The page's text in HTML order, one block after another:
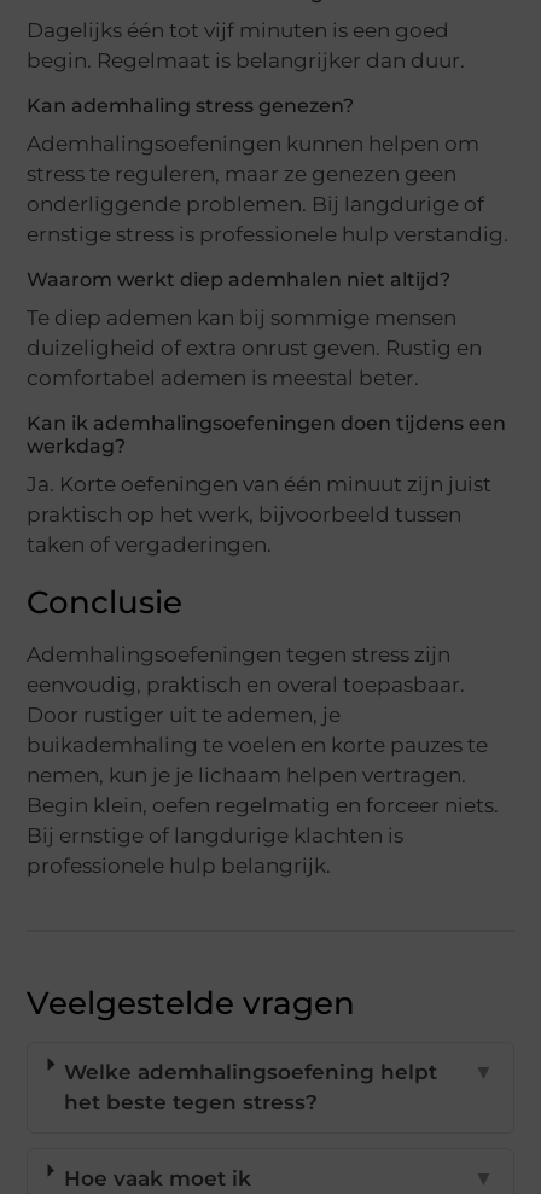
Dagelijks één tot vijf minuten is een goed
begin. Regelmaat is belangrijker dan duur.
Kan ademhaling stress genezen?
Ademhalingsoefeningen kunnen helpen om
stress te reguleren, maar ze genezen geen
onderliggende problemen. Bij langdurige of
ernstige stress is professionele hulp verstandig.
Waarom werkt diep ademhalen niet altijd?
Te diep ademen kan bij sommige mensen
duizeligheid of extra onrust geven. Rustig en
comfortabel ademen is meestal beter.
Kan ik ademhalingsoefeningen doen tijdens een
werkdag?
Ja. Korte oefeningen van één minuut zijn juist
praktisch op het werk, bijvoorbeeld tussen
taken of vergaderingen.
Conclusie
Ademhalingsoefeningen tegen stress zijn
eenvoudig, praktisch en overal toepasbaar.
Door rustiger uit te ademen, je
buikademhaling te voelen en korte pauzes te
nemen, kun je je lichaam helpen vertragen.
Begin klein, oefen regelmatig en forceer niets.
Bij ernstige of langdurige klachten is
professionele hulp belangrijk.
Veelgestelde vragen
Welke ademhalingsoefening helpt
het beste tegen stress?
▼
Hoe vaak moet ik
▼